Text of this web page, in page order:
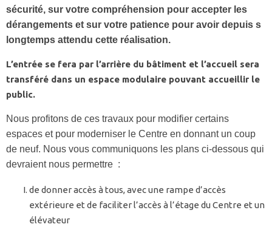
sécurité, sur votre compréhension pour accepter les
dérangements et sur votre patience pour avoir depuis s
longtemps attendu cette réalisation.
L’entrée se fera par l’arrière du bâtiment et l’accueil sera
transféré dans un espace modulaire pouvant accueillir le
public.
Nous profitons de ces travaux pour modifier certains
espaces et pour moderniser le Centre en donnant un coup
de neuf. Nous vous communiquons les plans ci-dessous qui
devraient nous permettre :
de donner accès à tous, avec une rampe d’accès
extérieure et de faciliter l’accès à l’étage du Centre et un
élévateur